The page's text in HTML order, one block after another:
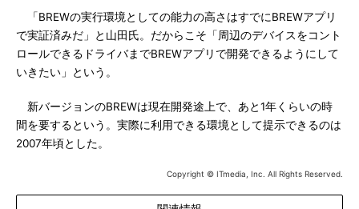
「BREWの実行環境としての能力の高さはすでにBREWアプリ
で実証済みだ」と山田氏。だからこそ「周辺のデバイスをコント
ロールできるドライバまでBREWアプリで開発できるようにして
いきたい」という。
新バージョンのBREWは現在開発途上で、あと1年くらいの時
間を要するという。実際に利用できる環境として提示できるのは
2007年頃とした。
Copyright © ITmedia, Inc. All Rights Reserved.